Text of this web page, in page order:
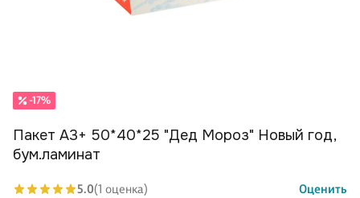
-17%
Пакет А3+ 50*40*25 "Дед Мороз" Новый год,
бум.ламинат
5.0(1 оценка)
Оценить